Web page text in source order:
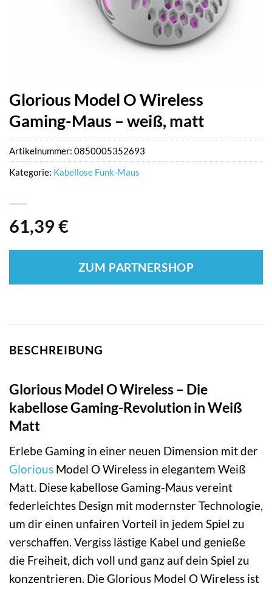
Glorious Model O Wireless
Gaming-Maus – weiß, matt
61,39 €
ZUM PARTNERSHOP
Artikelnummer: 0850005352693
Kategorie: Kabellose Funk-Maus
BESCHREIBUNG
Glorious Model O Wireless – Die
kabellose Gaming-Revolution in Weiß
Matt
Erlebe Gaming in einer neuen Dimension mit der
Glorious Model O Wireless in elegantem Weiß
Matt. Diese kabellose Gaming-Maus vereint
federleichtes Design mit modernster Technologie,
um dir einen unfairen Vorteil in jedem Spiel zu
verschaffen. Vergiss lästige Kabel und genieße
die Freiheit, dich voll und ganz auf dein Spiel zu
konzentrieren. Die Glorious Model O Wireless ist